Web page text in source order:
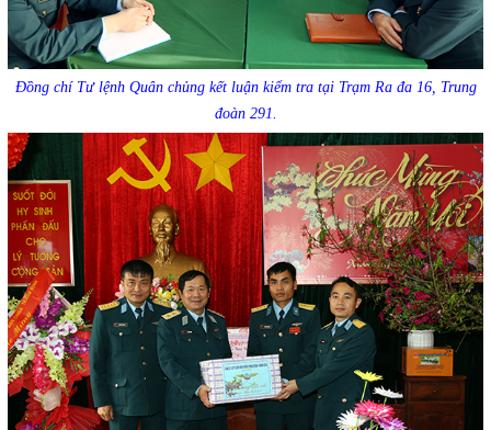
Đồng chí Tư lệnh Quân chủng kết luận kiểm tra tại Trạm Ra đa 16, Trung
đoàn 291.